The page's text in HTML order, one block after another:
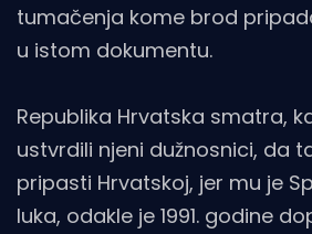
tumačenja kome brod
u istom dokumentu.
Republika Hrvatska smatra,
ustvrdili njeni dužnosnici, da
pripasti Hrvatskoj, jer mu je
luka, odakle je 1991. godine